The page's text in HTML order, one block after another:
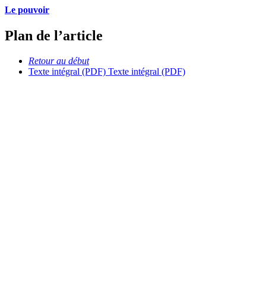
Le pouvoir
Plan de l’article
Retour au début
Texte intégral (PDF) Texte intégral (PDF)